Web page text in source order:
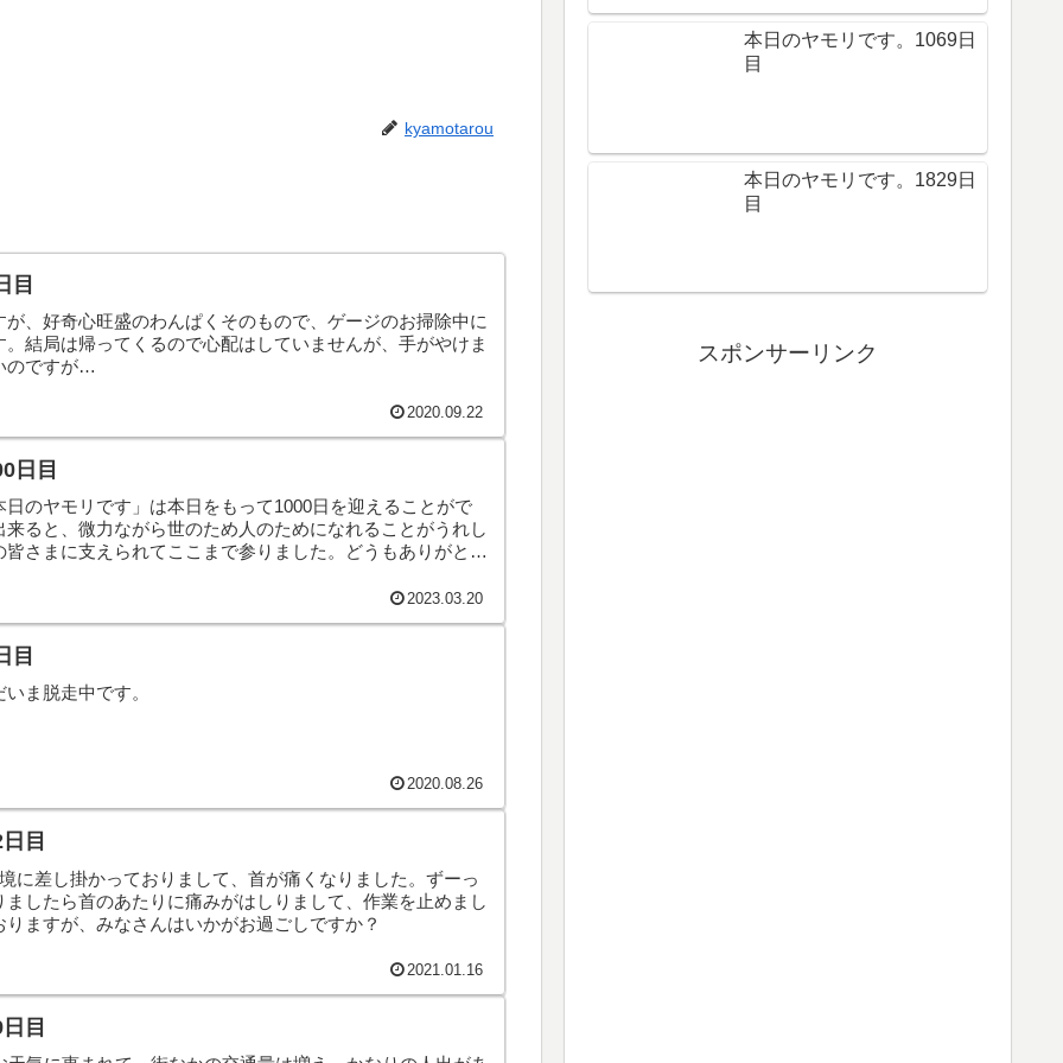
kyamotarou
目
、好奇心旺盛のわんぱくそのもので、ゲージのお掃除中に
結局は帰ってくるので心配はしていませんが、手がやけま
のですが…
2020.09.22
日目
のヤモリです」は本日をもって1000日を迎えることがで
ると、微力ながら世のため人のためになれることがうれし
さまに支えられてここまで参りました。どうもありがとう
2023.03.20
目
ま脱走中です。
2020.08.26
目
に差し掛かっておりまして、首が痛くなりました。ずーっ
したら首のあたりに痛みがはしりまして、作業を止めまし
ますが、みなさんはいかがお過ごしですか？
2021.01.16
目
本日のヤモリです。1069日
目
本日のヤモリです。1829日
目
スポンサーリンク